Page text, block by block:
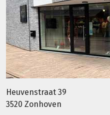
Heuvenstraat 39
3520 Zonhoven